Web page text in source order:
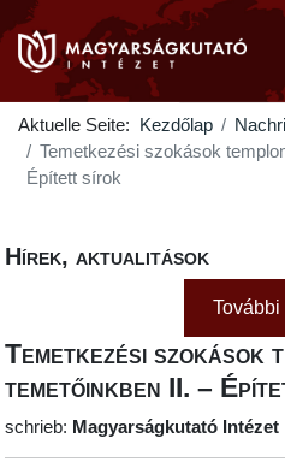
Aktuelle Seite: Kezdőlap
Temetkezési szokások
Épített sírok
Hírek, aktualitások
További
Temetkezési szokások
temetőinkben II. –
schrieb: Magyarságkutató Intézet